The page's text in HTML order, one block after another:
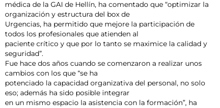
médica de la GAI de Hellín, ha comentado que “optimizar la
organización y estructura del box de
Urgencias, ha permitido que mejore la participación de
todos los profesionales que atienden al
paciente crítico y que por lo tanto se maximice la calidad y
seguridad”.
Fue hace dos años cuando se comenzaron a realizar unos
cambios con los que “se ha
potenciado la capacidad organizativa del personal, no solo
eso; además ha sido posible integrar
en un mismo espacio la asistencia con la formación”, ha